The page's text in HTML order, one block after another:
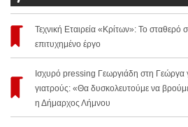
Τεχνική Εταιρεία «Κρίτων»: Το σταθερό
επιτυχημένο έργο
Ισχυρό pressing Γεωργιάδη στη Γεώργα
γιατρούς: «Θα δυσκολευτούμε να
η Δήμαρχος Λήμνου